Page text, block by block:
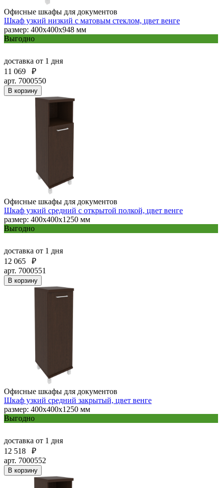
Офисные шкафы для документов
Шкаф узкий низкий с матовым стеклом, цвет венге
размер: 400х400х948 мм
Выгодно
доставка от 1 дня
11 069
₽
арт. 7000550
В корзину
Офисные шкафы для документов
Шкаф узкий средний с открытой полкой, цвет венге
размер: 400х400х1250 мм
Выгодно
доставка от 1 дня
12 065
₽
арт. 7000551
В корзину
Офисные шкафы для документов
Шкаф узкий средний закрытый, цвет венге
размер: 400х400х1250 мм
Выгодно
доставка от 1 дня
12 518
₽
арт. 7000552
В корзину